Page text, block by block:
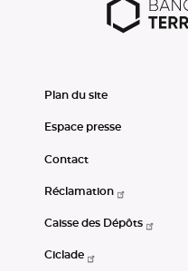
Plan du site
Espace presse
Contact
Réclamation
Caisse des Dépôts
Ciclade